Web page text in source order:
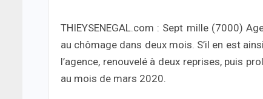
THIEYSENEGAL.com : Sept mille (7000)
au chômage dans deux mois. S’il en est
l’agence, renouvelé à deux reprises, puis
au mois de mars 2020.